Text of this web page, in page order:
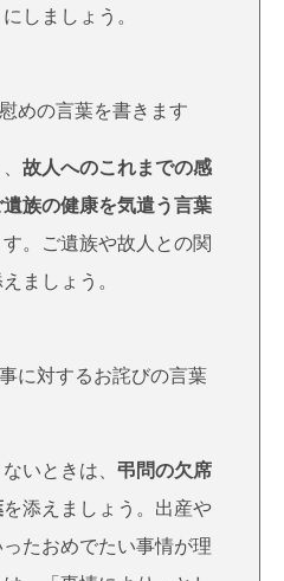
しましょう。
めの言葉を書きます
故人へのこれまでの感
族の健康を気遣う言葉
。ご遺族や故人との関
ましょう。
に対するお詫びの言葉
いときは、 弔問の欠席
を添えましょう。出産や
たおめでたい事情が理